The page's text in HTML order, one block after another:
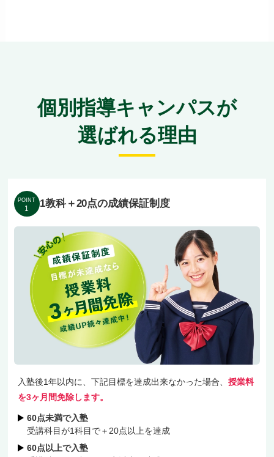
個別指導キャンパスが
選ばれる理由
POINT
1 1教科＋20点の成績保証制度
入塾後1年以内に、下記目標を達成出来なかった場合、 授業料
を3ヶ月間免除します。
60点未満で入塾
受講科目が1科目で＋20点以上を達成
60点以上で入塾